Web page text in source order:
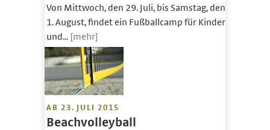
Von Mittwoch, den 29. Juli, bis Samstag, den
1. August, findet ein Fußballcamp für Kinder
und... [mehr]
AB 23. JULI 2015
Beachvolleyball